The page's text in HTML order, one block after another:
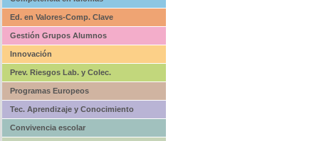
Ed. en Valores-Comp. Clave
Gestión Grupos Alumnos
Innovación
Prev. Riesgos Lab. y Colec.
Programas Europeos
Tec. Aprendizaje y Conocimiento
Convivencia escolar